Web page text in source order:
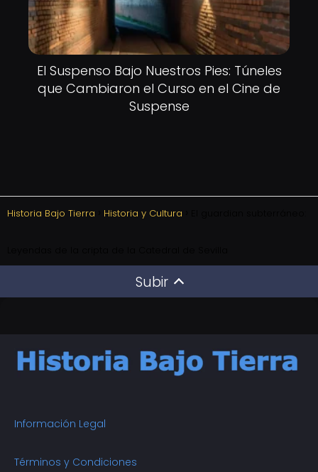
El Suspenso Bajo Nuestros Pies: Túneles
que Cambiaron el Curso en el Cine de
Suspense
Historia Bajo Tierra Historia y Cultura
Subir
Información Legal
Términos y Condiciones